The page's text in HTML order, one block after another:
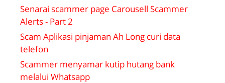
Senarai scammer page Carousell Scammer
Alerts - Part 2
Scam Aplikasi pinjaman Ah Long curi data
telefon
Scammer menyamar kutip hutang bank
melalui Whatsapp